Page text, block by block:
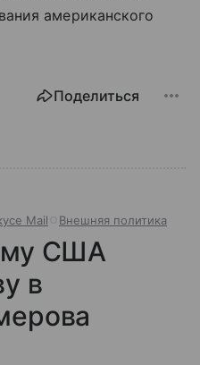
американского
Поделиться
Mail Внешняя политика
США
в